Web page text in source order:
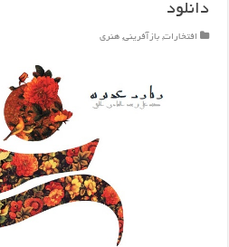
دانلود
افتخارات, بازآفرینی, هنری